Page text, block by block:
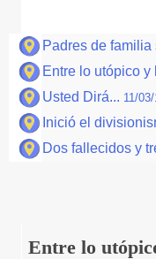
Padres de
Entre lo utópico y
Usted Dirá... 11/
Inició el
Dos fallecidos y
Entre lo